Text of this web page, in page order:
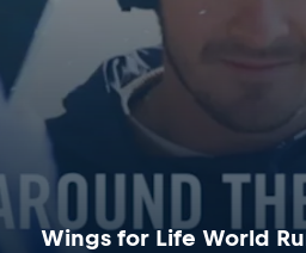
Wings for Life World